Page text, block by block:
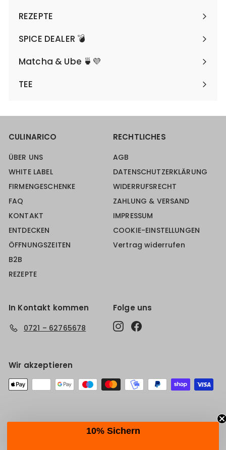
REZEPTE
SPICE DEALER 💣
Matcha & Ube 🍵💜
TEE
CULINARICO
ÜBER UNS
WHITE LABEL
FIRMENGESCHENKE
FAQ
KONTAKT
ENTDECKEN
ÖFFNUNGSZEITEN
B2B
REZEPTE
RECHTLICHES
AGB
DATENSCHUTZERKLÄRUNG
WIDERRUFSRECHT
ZAHLUNG & VERSAND
IMPRESSUM
COOKIE-EINSTELLUNGEN
Vertrag widerrufen
In Kontakt kommen
0721 – 62765678
Folge uns
Instagram
Wir akzeptieren
© 2026 culinarico Made with 💚 from Karlsruhe
10% Sichern